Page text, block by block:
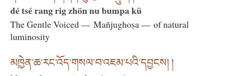
dé tsé rang rig zhön nu bumpa kü
The Gentle Voiced — Mañjughoṣa — of natural
luminosity
མཁྱེན་ཆ་རང་འོད་གསལ་བ་འཇམ་པའི་དབྱངས། །